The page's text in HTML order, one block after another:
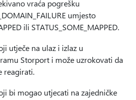
vraća pogrešku
umjesto
ili STATUS_SOME_MAPPED.
utječe na ulaz i izlaz u
Storport i može uzrokovati da
reagirati.
bi mogao utjecati na zajedničke